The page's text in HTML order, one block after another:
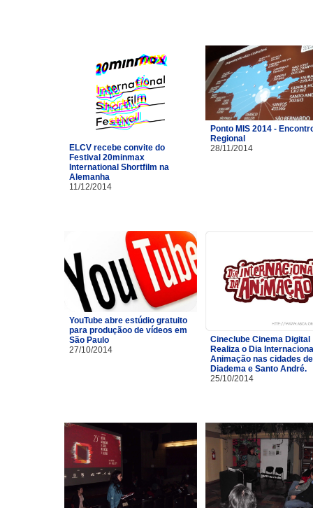
ELCV recebe convite do
Festival 20minmax
International Shortfilm na
Alemanha
11/12/2014
Ponto MIS 2014 -
Regional
28/11/2014
YouTube abre estúdio gratuito
para produçãoo de vídeos em
São Paulo
27/10/2014
Cineclube Cinema Digital
Realiza o Dia
Animação nas cidades de
Diadema e Santo André.
25/10/2014